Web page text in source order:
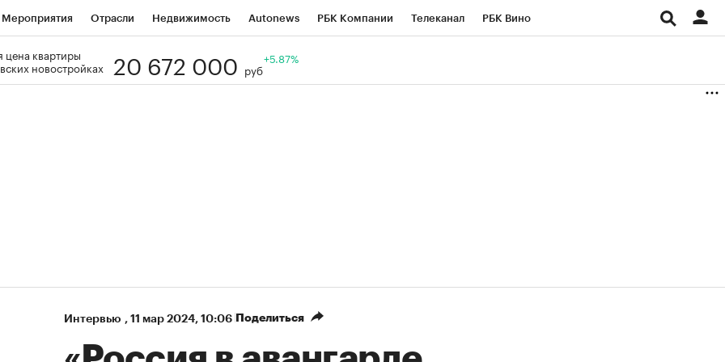
Мероприятия Отрасли Недвижимость Autonews РБК Компании Телеканал РБК Вино
Визионеры
цена квартиры
новостройках
20 672 000 руб
+5.87%
Интервью , 11 мар 2024, 10:06 Поделиться